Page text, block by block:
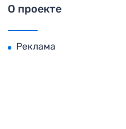
О проекте
Реклама